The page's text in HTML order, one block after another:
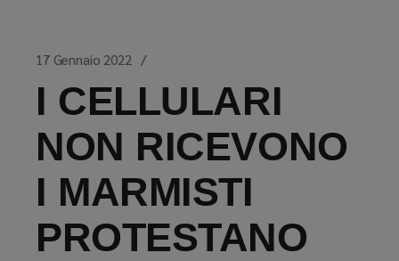
17 Gennaio 2022
I CELLULARI
NON RICEVONO
I MARMISTI
PROTESTANO